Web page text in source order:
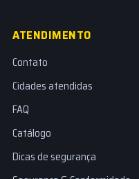
ATENDIMENTO
Contato
Cidades atendidas
FAQ
Catálogo
Dicas de segurança